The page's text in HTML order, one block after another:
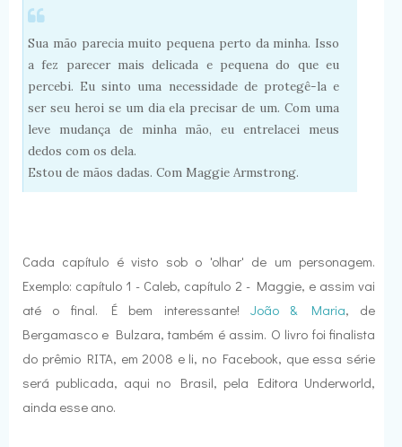
Sua mão parecia muito pequena perto da minha. Isso
a fez parecer mais delicada e pequena do que eu
percebi. Eu sinto uma necessidade de protegê-la e
ser seu heroi se um dia ela precisar de um. Com uma
leve mudança de minha mão, eu entrelacei meus
dedos com os dela.
Estou de mãos dadas. Com Maggie Armstrong.
Cada capítulo é visto sob o 'olhar' de um personagem.
Exemplo: capítulo 1 - Caleb, capítulo 2 - Maggie, e assim vai
até o final. É bem interessante! João & Maria, de
Bergamasco e Bulzara, também é assim. O livro foi finalista
do prêmio RITA, em 2008 e li, no Facebook, que essa série
será publicada, aqui no Brasil, pela Editora Underworld,
ainda esse ano.